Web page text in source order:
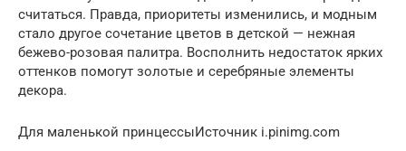
считаться. Правда, приоритеты изменились, и модным
стало другое сочетание цветов в детской — нежная
бежево-розовая палитра. Восполнить недостаток ярких
оттенков помогут золотые и серебряные элементы
декора.
Для маленькой принцессыИсточник i.pinimg.com